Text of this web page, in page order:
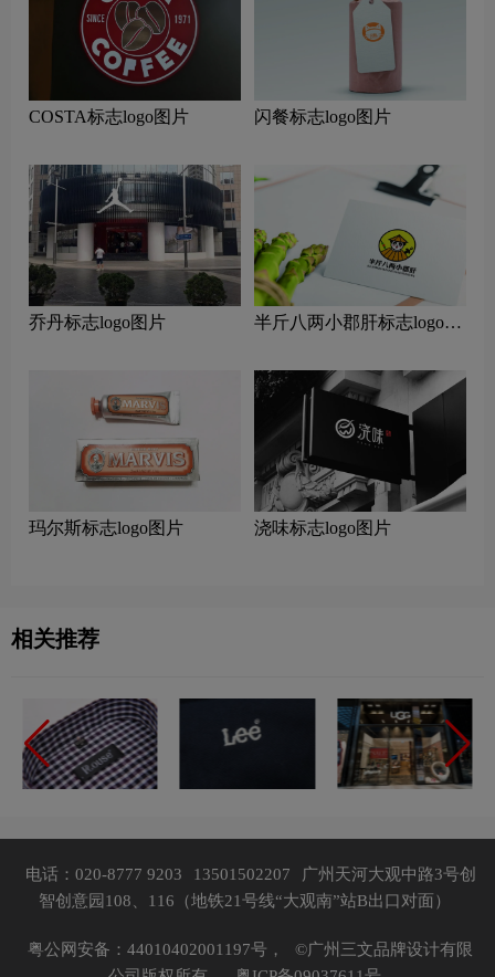
COSTA标志logo图片 闪餐标志logo图片
乔丹标志logo图片
半斤八两小郡肝标志logo图
玛尔斯标志logo图片 浇味标志logo图片
相关推荐
电话：020-8777 9203 13501502207
广州天河大观中路3号创
智创意园108、116（地铁21号线“大观南”站B出口对面）
粤公网安备：44010402001197号，
©广州三文品牌设计有限